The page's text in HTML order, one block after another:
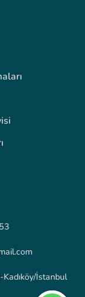
İstanbul